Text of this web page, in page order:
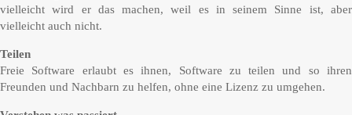
vielleicht wird er das machen, weil es in seinem Sinne ist, aber
vielleicht auch nicht.
Teilen
Freie Software erlaubt es ihnen, Software zu teilen und so ihren
Freunden und Nachbarn zu helfen, ohne eine Lizenz zu umgehen.